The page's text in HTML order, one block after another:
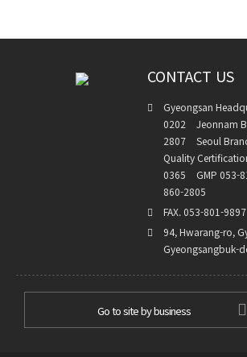
CONTACT US
Gyeongsan
0202
Jeonnam
2807
Seoul
Quality
0365
GMP 053-
860-2805
FAX. 053-801-9897
94, Hwarang-ro,
Gyeongsangbuk-
Go to site by business